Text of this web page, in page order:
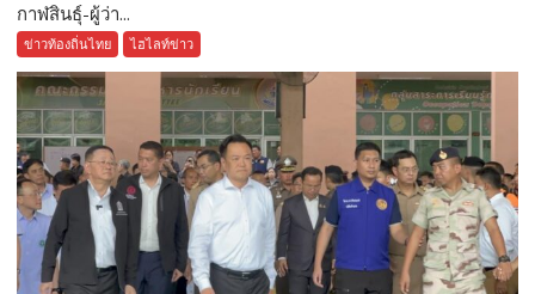
กาฬสินธุ์-ผู้ว่า...
ข่าวท้องถิ่นไทย ไฮไลท์ข่าว